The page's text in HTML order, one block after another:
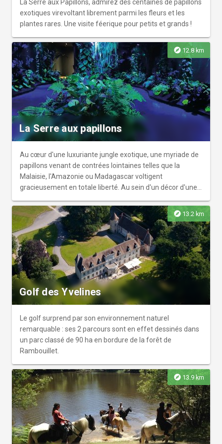
La Serre aux Papillons, admirez des centaines de papillons
exotiques virevoltant librement parmi les fleurs et les
plantes rares. Une visite féerique pour petits et grands !
explore 12.8 km
La Serre aux papillons
Au cœur d'une luxuriante jungle exotique, une myriade de
papillons venant de contrées lointaines telles que la
Malaisie, l'Amazonie ou Madagascar voltigent
gracieusement en totale liberté. Au sein d'un décor d'une
émerveillent les visiteurs par leur beauté et leur
délicatesse. Une expérience immersive et époustouflante
au cœur de la nature.
explore 13.2 km
Golf des Yvelines
Le golf surprend par son environnement naturel
remarquable : ses 2 parcours sont en effet dessinés dans
un parc classé de 90 ha en bordure de la forêt de
Rambouillet.
explore 13.9 km